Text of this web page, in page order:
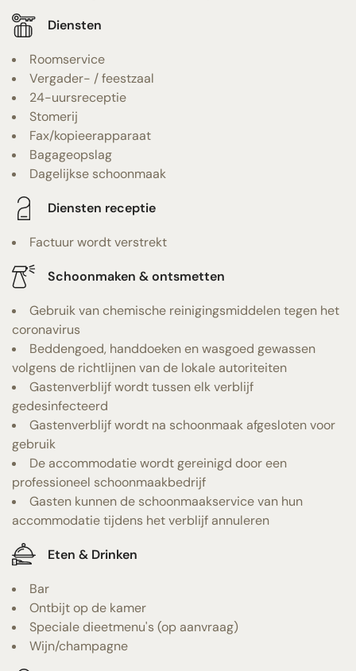
Diensten
Roomservice
Vergader- / feestzaal
24-uursreceptie
Stomerij
Fax/kopieerapparaat
Bagageopslag
Dagelijkse schoonmaak
Diensten receptie
Factuur wordt verstrekt
Schoonmaken & ontsmetten
Gebruik van chemische reinigingsmiddelen tegen het
coronavirus
Beddengoed, handdoeken en wasgoed gewassen
volgens de richtlijnen van de lokale autoriteiten
Gastenverblijf wordt tussen elk verblijf
gedesinfecteerd
Gastenverblijf wordt na schoonmaak afgesloten voor
gebruik
De accommodatie wordt gereinigd door een
professioneel schoonmaakbedrijf
Gasten kunnen de schoonmaakservice van hun
accommodatie tijdens het verblijf annuleren
Eten & Drinken
Bar
Ontbijt op de kamer
Speciale dieetmenu's (op aanvraag)
Wijn/champagne